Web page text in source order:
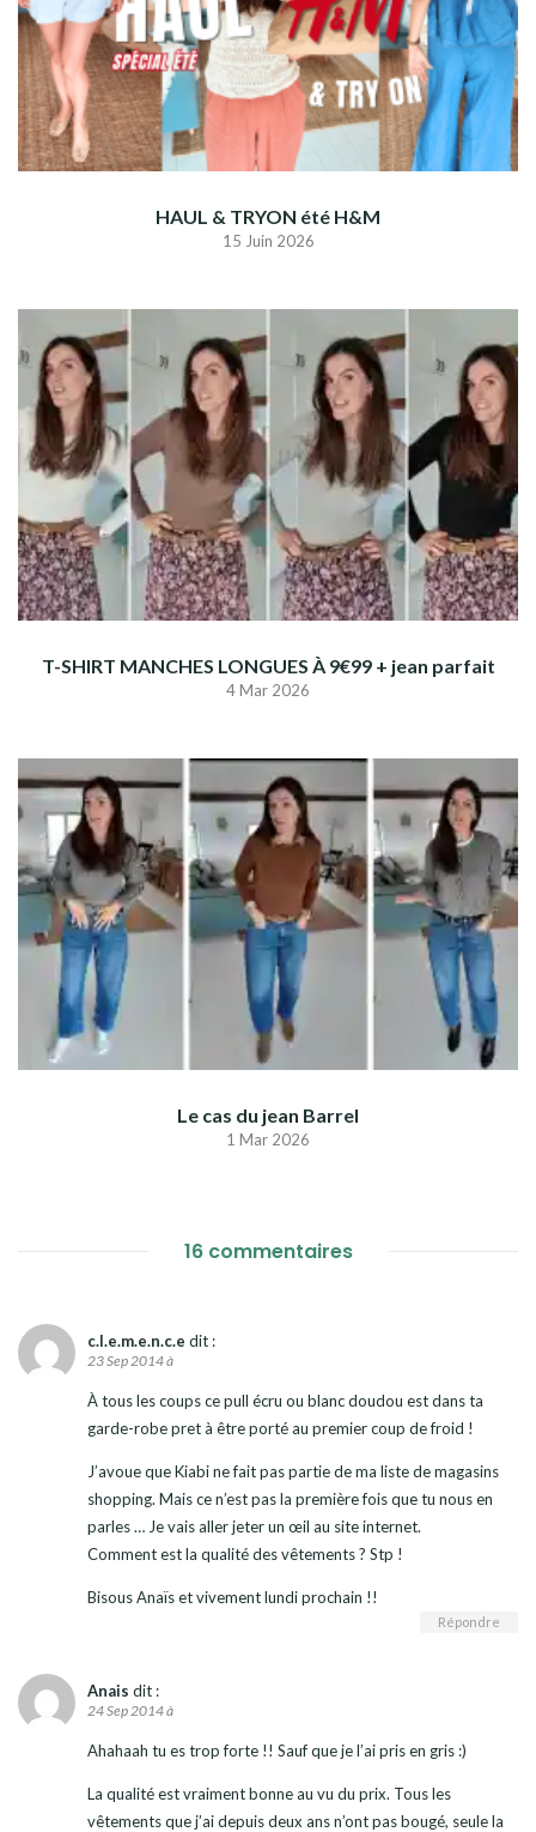
HAUL & TRYON été H&M
15 Juin 2026
T-SHIRT MANCHES LONGUES À 9€99 + jean parfait
4 Mar 2026
Le cas du jean Barrel
1 Mar 2026
16 commentaires
c.l.e.m.e.n.c.e dit :
23 Sep 2014 à
À tous les coups ce pull écru ou blanc doudou est dans ta
garde-robe pret à être porté au premier coup de froid !
J’avoue que Kiabi ne fait pas partie de ma liste de magasins
shopping. Mais ce n’est pas la première fois que tu nous en
parles … Je vais aller jeter un œil au site internet.
Comment est la qualité des vêtements ? Stp !
Bisous Anaïs et vivement lundi prochain !!
Répondre
Anais dit :
24 Sep 2014 à
Ahahaah tu es trop forte !! Sauf que je l’ai pris en gris :)
La qualité est vraiment bonne au vu du prix. Tous les
vêtements que j’ai depuis deux ans n’ont pas bougé, seule la